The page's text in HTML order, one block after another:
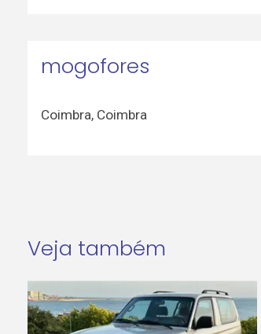
mogofores
Coimbra, Coimbra
Veja também